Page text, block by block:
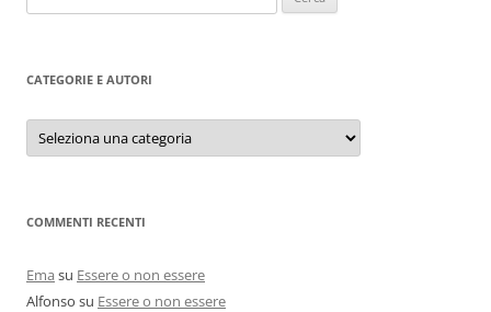
per:
CATEGORIE E AUTORI
Categorie
autori
COMMENTI RECENTI
Ema su Essere o non essere
Alfonso su Essere o non essere